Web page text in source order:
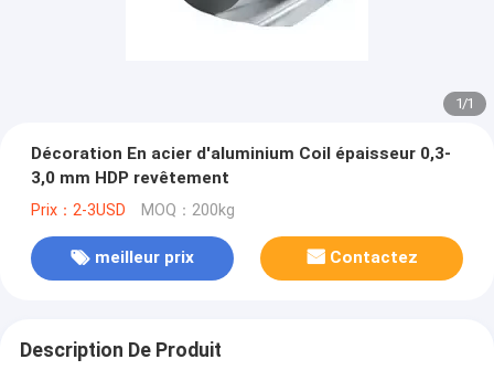
1/1
Décoration En acier d'aluminium Coil épaisseur 0,3-
3,0 mm HDP revêtement
Prix：2-3USD MOQ：200kg
meilleur prix Contactez
Description De Produit